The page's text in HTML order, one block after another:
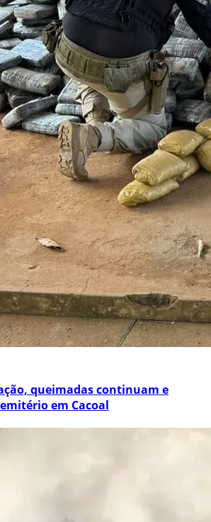
queimadas continuam e
em Cacoal